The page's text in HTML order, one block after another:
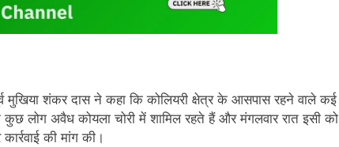
मुखिया शंकर दास ने कहा कि कोलियरी क्षेत्र के आसपास रहने वाले कई
कुछ लोग अवैध कोयला चोरी में शामिल रहते हैं और मंगलवार रात इसी को
की मांग की।